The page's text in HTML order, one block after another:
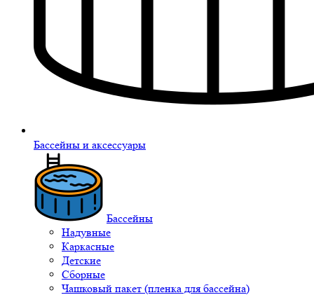
Бассейны и аксессуары
Бассейны
Надувные
Каркасные
Детские
Сборные
Чашковый пакет (пленка для бассейна)